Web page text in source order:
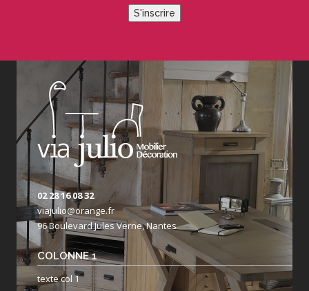
S'inscrire
02 28 16 08 32
viajulio@orange.fr
96 Boulevard Jules Verne, Nantes
COLONNE 1
texte col 1